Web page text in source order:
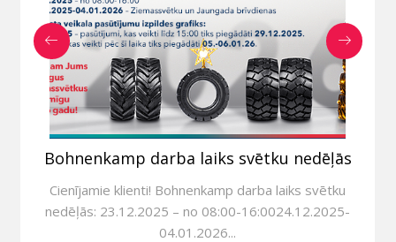
Bohnenkamp darba laiks svētku nedēļās
Cienījamie klienti! Bohnenkamp darba laiks svētku
nedēļās: 23.12.2025 – no 08:00-16:0024.12.2025-
04.01.2026...